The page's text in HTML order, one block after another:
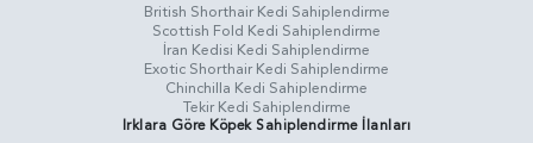
British Shorthair Kedi Sahiplendirme
Scottish Fold Kedi Sahiplendirme
İran Kedisi Kedi Sahiplendirme
Exotic Shorthair Kedi Sahiplendirme
Chinchilla Kedi Sahiplendirme
Tekir Kedi Sahiplendirme
Irklara Göre Köpek Sahiplendirme İlanları